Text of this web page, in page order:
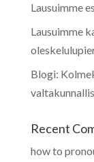
Lausuimme
Lausuimme
Blogi:
Recent
how to